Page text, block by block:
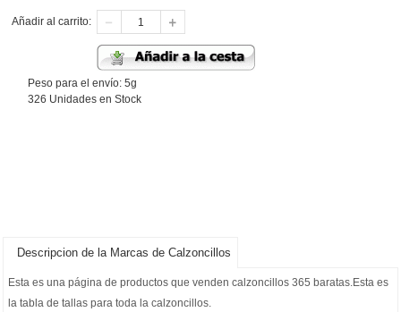
Añadir al carrito:
Peso para el envío: 5g
326 Unidades en Stock
Descripcion de la Marcas de Calzoncillos
Esta es una página de productos que venden calzoncillos 365 baratas .Esta es
la tabla de tallas para toda la calzoncillos.